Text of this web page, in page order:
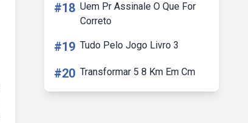
#18 Uem Pr Assinale O Que For
Correto
#19 Tudo Pelo Jogo Livro 3
#20 Transformar 5 8 Km Em Cm